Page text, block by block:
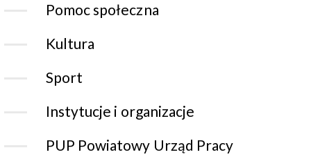
Pomoc społeczna
Kultura
Sport
Instytucje i organizacje
PUP Powiatowy Urząd Pracy